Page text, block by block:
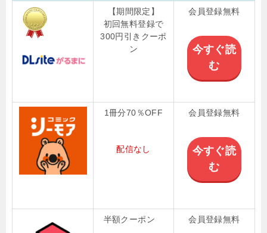
【期間限定】
初回無料登録で
300円引きクーポ
ン
会員登録無料
今すぐ読
む
1冊分70％OFF
配信なし
会員登録無料
今すぐ読
む
半額クーポン 会員登録無料